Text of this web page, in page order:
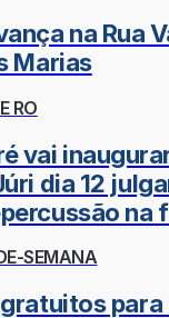
na Rua
Marias
RO
vai
dia 12
na
SEMANA